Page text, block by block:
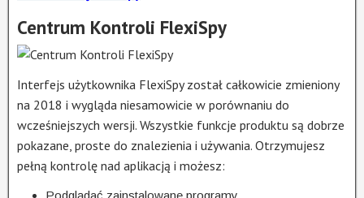
Centrum Kontroli FlexiSpy
Interfejs użytkownika FlexiSpy został całkowicie zmieniony
na 2018 i wygląda niesamowicie w porównaniu do
wcześniejszych wersji. Wszystkie funkcje produktu są dobrze
pokazane, proste do znalezienia i używania. Otrzymujesz
pełną kontrolę nad aplikacją i możesz:
Podglądać zainstalowane programy